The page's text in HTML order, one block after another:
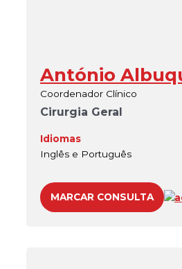
António
Coordenador Clínico
Cirurgia Geral
Idiomas
Inglês e Português
MARCAR CONSULTA